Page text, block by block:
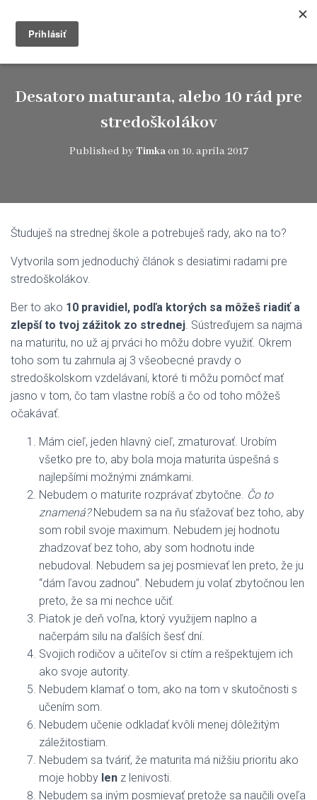
Timkablog
G
E
Desatoro maturanta, alebo 10 rád pre
stredoškolákov
Published by Timkaon 10. apríla 2017
Študuješ na strednej škole a potrebuješ rady, ako na to?
Vytvorila som jednoduchý článok s desiatimi radami pre
stredoškolákov.
Ber to ako 10 pravidiel, podľa ktorých sa môžeš riadiť a
zlepší to tvoj zážitok zo strednej. Sústreďujem sa najmä
na maturitu, no už aj prváci ho môžu dobre využiť. Okrem
toho som tu zahrnula aj 3 všeobecné pravdy o
stredoškolskom vzdelávaní, ktoré ti môžu pomôcť mať
jasno v tom, čo tam vlastne robíš a čo od toho môžeš
očakávať.
Mám cieľ, jeden hlavný cieľ, zmaturovať. Urobím
všetko pre to, aby bola moja maturita úspešná s
najlepšími možnými známkami.
Nebudem o maturite rozprávať zbytočne. Čo to
znamená?Nebudem sa na ňu sťažovať bez toho, aby
som robil svoje maximum. Nebudem jej hodnotu
zhadzovať bez toho, aby som hodnotu inde
nebudoval. Nebudem sa jej posmievať len preto, že ju
“dám ľavou zadnou”. Nebudem ju volať zbytočnou len
preto, že sa mi nechce učiť.
Piatok je deň voľna, ktorý využijem naplno a
načerpám silu na ďalších šesť dní.
Svojich rodičov a učiteľov si ctím a rešpektujem ich
ako svoje autority.
Nebudem klamať o tom, ako na tom v skutočnosti s
učením som.
Nebudem učenie odkladať kvôli menej dôležitým
záležitostiam.
Nebudem sa tváriť, že maturita má nižšiu prioritu ako
moje hobby len z lenivosti.
Nebudem sa iným posmievať pretože sa naučili oveľa